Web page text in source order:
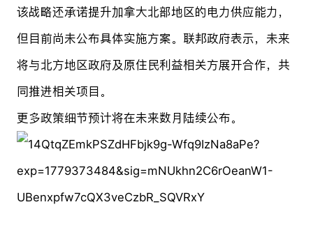
该战略还承诺提升加拿大北部地区的电力供应能力，
但目前尚未公布具体实施方案。联邦政府表示，未来
将与北方地区政府及原住民利益相关方展开合作，共
同推进相关项目。
更多政策细节预计将在未来数月陆续公布。